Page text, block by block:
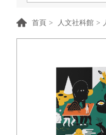
首頁 > 人文社科館 >